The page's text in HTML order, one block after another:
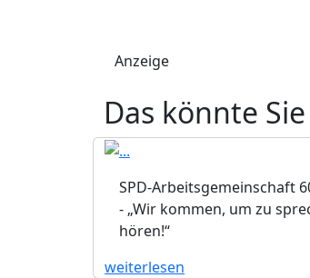
Anzeige
Das könnte
SPD-Arbeitsgemeinschaft
- „Wir kommen, um zu
hören!“
weiterlesen